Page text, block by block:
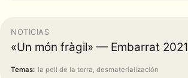
NOTICIAS
«Un món fràgil» — Embarrat 2021
Temas: la pell de la terra, desmaterialización